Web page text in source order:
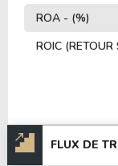
ROA - (%)
ROIC
FLUX DE